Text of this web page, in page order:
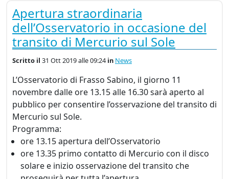
Apertura straordinaria
dell’Osservatorio in occasione del
transito di Mercurio sul Sole
Scritto il 31 Ott 2019 alle 09:24 in News
L’Osservatorio di Frasso Sabino, il giorno 11
novembre dalle ore 13.15 alle 16.30 sarà aperto al
pubblico per consentire l’osservazione del transito di
Mercurio sul Sole.
Programma:
ore 13.15 apertura dell’Osservatorio
ore 13.35 primo contatto di Mercurio con il disco
solare e inizio osservazione del transito che